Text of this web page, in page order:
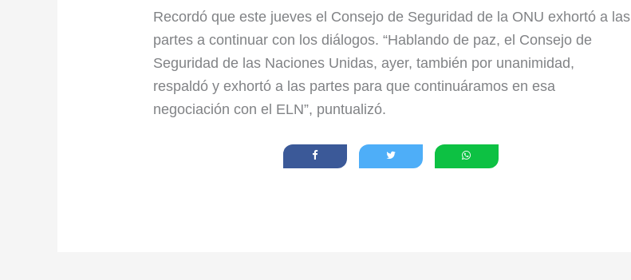
Recordó que este jueves el Consejo de Seguridad de la ONU exhortó a las
partes a continuar con los diálogos. “Hablando de paz, el Consejo de
Seguridad de las Naciones Unidas, ayer, también por unanimidad,
respaldó y exhortó a las partes para que continuáramos en esa
negociación con el ELN”, puntualizó.